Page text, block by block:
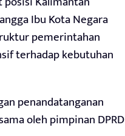
Ibu Kota Negara
pemerintahan
terhadap kebutuhan
penandatanganan
oleh pimpinan DPRD